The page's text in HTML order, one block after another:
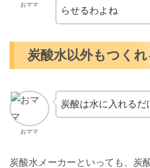
おママ
らせるわよね
炭酸水以外もつくれ
おママ
炭酸は水に入れるだ
炭酸水メーカーといっても、炭